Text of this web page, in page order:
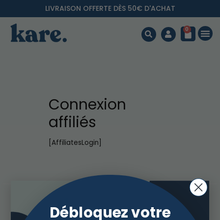
LIVRAISON OFFERTE DÈS 50€ D'ACHAT
0
Connexion
affiliés
[AffiliatesLogin]
Débloquez votre